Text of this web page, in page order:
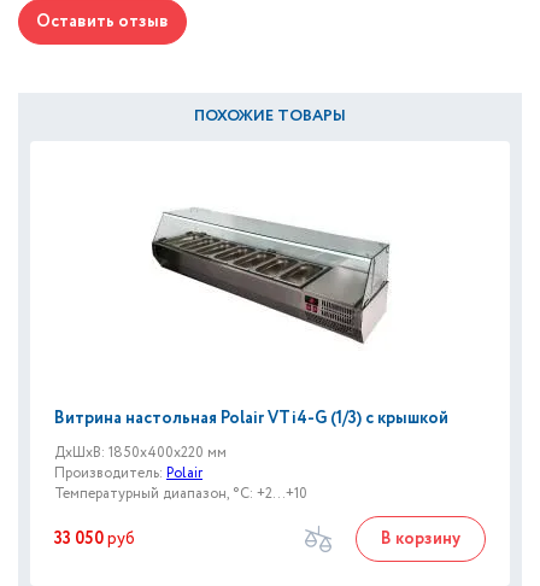
Оставить отзыв
ПОХОЖИЕ ТОВАРЫ
Витрина настольная Polair VTi4-G (1/3) с крышкой
ДxШxВ: 1850x400x220 мм
Производитель: Polair
Температурный диапазон, °C: +2...+10
33 050руб В корзину